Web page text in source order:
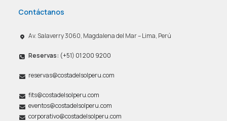
Contáctanos
Av. Salaverry 3060, Magdalena del Mar – Lima, Perú
Reservas: (+51) 01 200 9200
reservas@costadelsolperu.com
fits@costadelsolperu.com
eventos@costadelsolperu.com
corporativo@costadelsolperu.com